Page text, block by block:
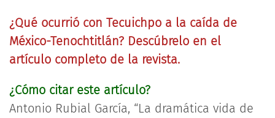
¿Qué ocurrió con Tecuichpo a la caída de
México-Tenochtitlán? Descúbrelo en el
artículo completo de la revista.
¿Cómo citar este artículo?
Antonio Rubial García, “La dramática vida de